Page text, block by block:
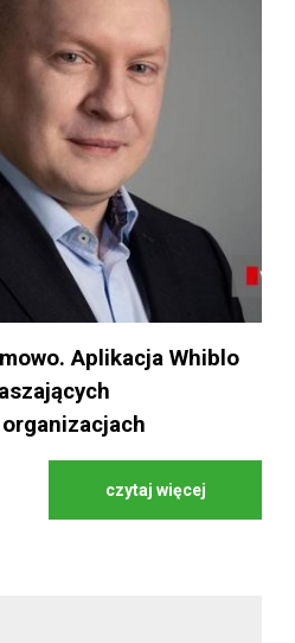
Aplikacja Whiblo
czytaj więcej